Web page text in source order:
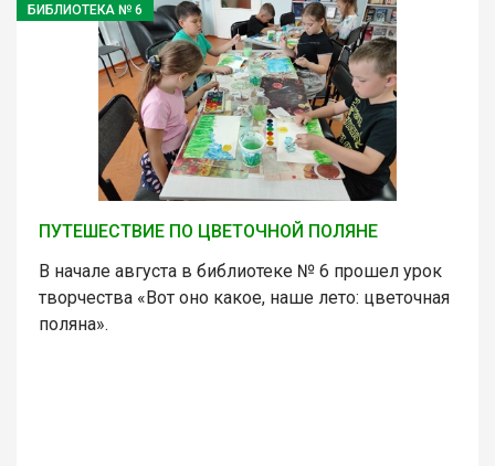
БИБЛИОТЕКА № 6
ПУТЕШЕСТВИЕ ПО ЦВЕТОЧНОЙ ПОЛЯНЕ
В начале августа в библиотеке № 6 прошел урок
творчества «Вот оно какое, наше лето: цветочная
поляна».